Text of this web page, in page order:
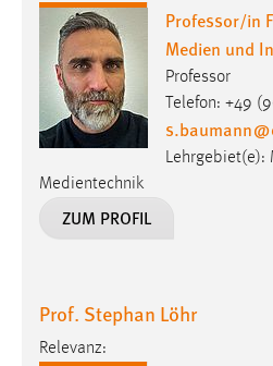
Professor/in
Medien und
Professor
Telefon: +49
s.baumann@
Lehrgebiet(e):
Medientechnik
ZUM PROFIL
Prof. Stephan Löhr
Relevanz:
STATISTIK
Statistik Cookies erfassen
Diese Informationen helfen
unsere Besucher unsere
_pk_ref, _pk_cvar, _pk_id,
Cookie Laufzeit:
Max. 13 Monate